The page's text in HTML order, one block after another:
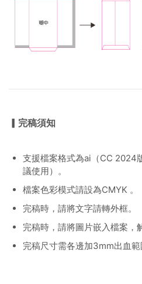
▎完稿須知
支援檔案格式為ai（CC 2024
議使用）。
檔案色彩模式請設為CMYK 。
完稿時，請將文字請轉外框。
完稿時，請將圖片嵌入檔案，
完稿尺寸需各邊加3mm出血範